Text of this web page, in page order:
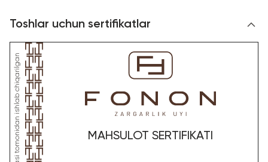
Toshlar uchun sertifikatlar
MAHSULOT SERTIFIKATI